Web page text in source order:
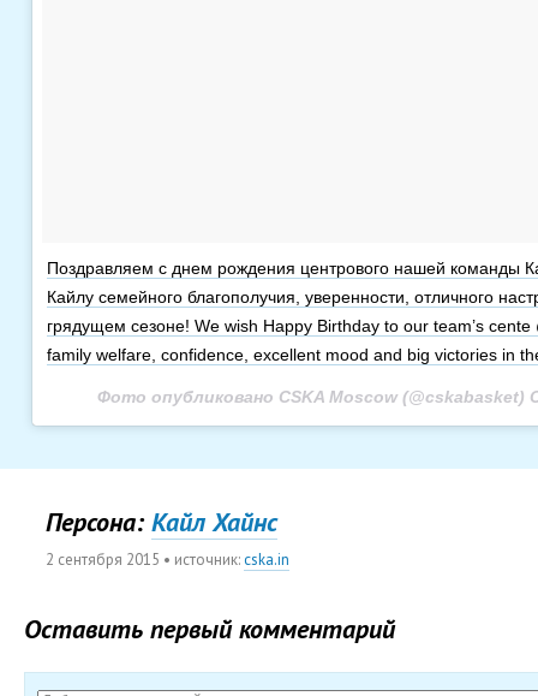
Поздравляем с днем рождения центрового нашей команды
Кайлу семейного благополучия, уверенности, отличного
грядущем сезоне! We wish Happy Birthday to our team’s
family welfare, confidence, excellent mood and big victories in
Фото опубликовано CSKA Moscow (@cskabasket)
Персона: Кайл Хайнс
2 сентября 2015 • источник:cska.in
Оставить первый комментарий